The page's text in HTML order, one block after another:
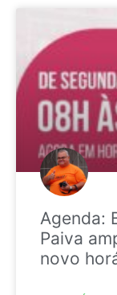
Agenda:
Paiva
novo